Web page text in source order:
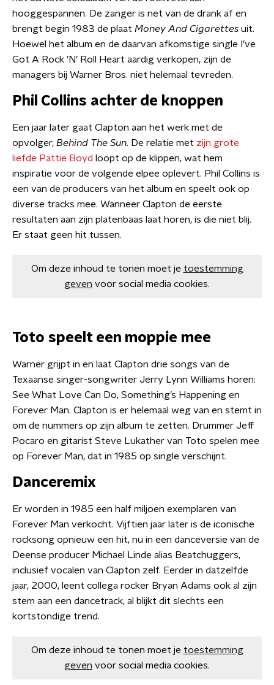
hooggespannen. De zanger is net van de drank af en
brengt begin 1983 de plaat Money And Cigarettes uit.
Hoewel het album en de daarvan afkomstige single I’ve
Got A Rock ’N’ Roll Heart aardig verkopen, zijn de
managers bij Warner Bros. niet helemaal tevreden.
Phil Collins achter de knoppen
Een jaar later gaat Clapton aan het werk met de
opvolger, Behind The Sun. De relatie met zijn grote
liefde Pattie Boyd loopt op de klippen, wat hem
inspiratie voor de volgende elpee oplevert. Phil Collins is
een van de producers van het album en speelt ook op
diverse tracks mee. Wanneer Clapton de eerste
resultaten aan zijn platenbaas laat horen, is die niet blij.
Er staat geen hit tussen.
Om deze inhoud te tonen moet je toestemming
geven voor social media cookies.
Toto speelt een moppie mee
Warner grijpt in en laat Clapton drie songs van de
Texaanse singer-songwriter Jerry Lynn Williams horen:
See What Love Can Do, Something’s Happening en
Forever Man. Clapton is er helemaal weg van en stemt in
om de nummers op zijn album te zetten. Drummer Jeff
Pocaro en gitarist Steve Lukather van Toto spelen mee
op Forever Man, dat in 1985 op single verschijnt.
Danceremix
Er worden in 1985 een half miljoen exemplaren van
Forever Man verkocht. Vijftien jaar later is de iconische
rocksong opnieuw een hit, nu in een danceversie van de
Deense producer Michael Linde alias Beatchuggers,
inclusief vocalen van Clapton zelf.​ Eerder in datzelfde
jaar, 2000, leent collega rocker Bryan Adams ook al zijn
stem aan een dancetrack, al blijkt dit slechts een
kortstondige trend.
Om deze inhoud te tonen moet je toestemming
geven voor social media cookies.